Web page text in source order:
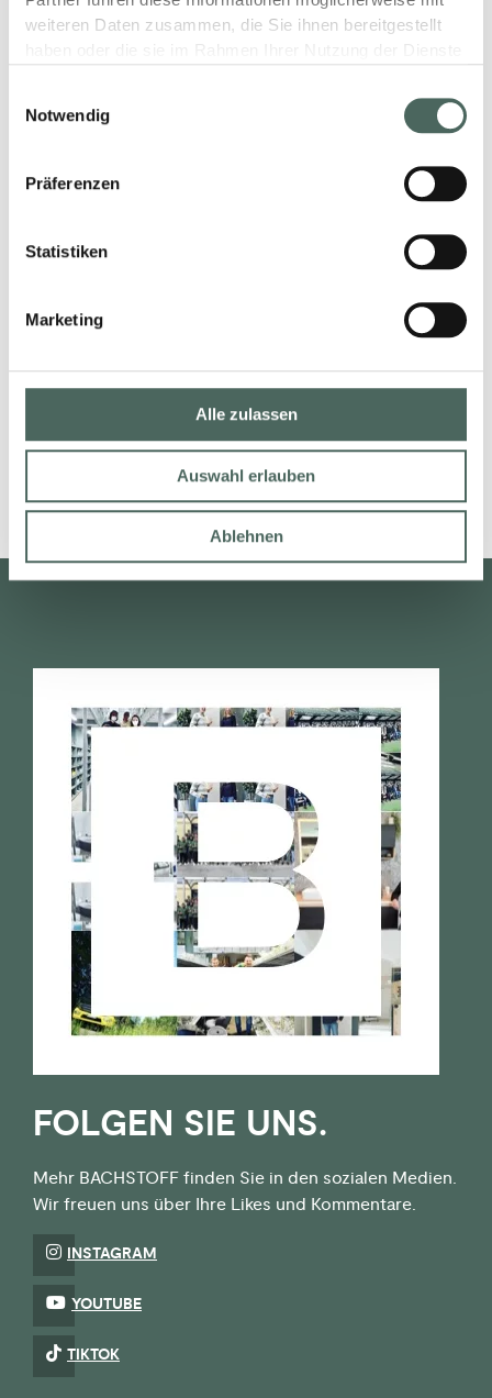
weiteren Daten zusammen, die Sie ihnen bereitgestellt
Notwendig
Präferenzen
Statistiken
Marketing
Alle zulassen
Auswahl erlauben
Ablehnen
FAQ Service
Kann ich Produkte direkt bei Ihnen kaufen?
Begleiten Sie das Projekt bis zur Umsetzung?
zusammen?
Vermitteln Sie Handwerker für die
Umsetzung?
FOLGEN SIE UNS.
Mehr BACHSTOFF finden Sie in den sozialen Medien.
Wir freuen uns über Ihre Likes und Kommentare.
INSTAGRAM
YOUTUBE
TIKTOK